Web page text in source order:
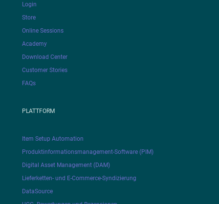
Login
Store
Online Sessions
Academy
Download Center
Customer Stories
FAQs
PLATTFORM
Item Setup Automation
Produktinformationsmanagement-Software (PIM)
Digital Asset Management (DAM)
Lieferketten- und E-Commerce-Syndizierung
DataSource